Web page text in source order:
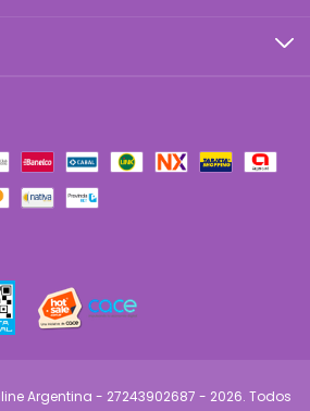
Argentina - 27243902687 - 2026. Todos